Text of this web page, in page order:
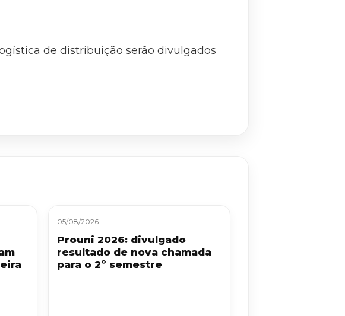
de distribuição serão divulgados
05/08/2026
Prouni 2026: divulgado
resultado de nova chamada
para o 2º semestre